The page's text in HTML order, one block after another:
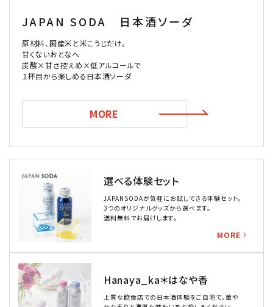
JAPAN SODA 日本酒ソーダ
原材料、国産米と米こうじだけ。
甘くないおとなへ
炭酸×甘さ控えめ×低アルコールで
１杯目から楽しめる日本酒ソーダ
MORE
選べる体験セット
JAPANSODAが気軽にお試しできる体験セット。
3つのオリジナルグッズから選べます。
送料無料でお届けします。
MORE
Hanaya_ka＊はなや香
上質な飲食店での日本酒体験をご自宅で。華や